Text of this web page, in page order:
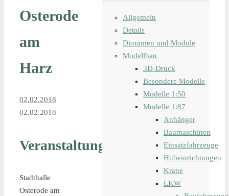
Osterode
am
Harz
02.02.2018
02.02.2018
Veranstaltungsort
Stadthalle
Osterode am
Allgemein
Details
Dioramen und Module
Modellbau
3D-Druck
Besondere Modelle
Modelle 1:50
Modelle 1:87
Anhänger
Baumaschinen
Einsatzfahrzeuge
Hubeinrichtungen
Krane
LKW